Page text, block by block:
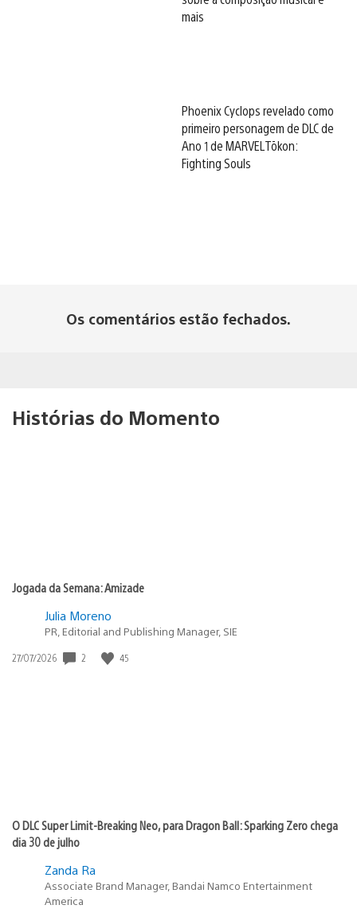
mais
Phoenix Cyclops revelado como
primeiro personagem de DLC de
Ano 1 de MARVEL Tōkon:
Fighting Souls
Os comentários estão fechados.
Histórias do Momento
Jogada da Semana: Amizade
Julia Moreno
PR, Editorial and Publishing Manager, SIE
Data
27/07/2026 2 45
O DLC Super Limit-Breaking Neo, para Dragon Ball: Sparking Zero chega
dia 30 de julho
Zanda Ra
Associate Brand Manager, Bandai Namco Entertainment
America